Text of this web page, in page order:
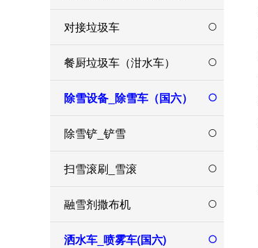
对接垃圾车
餐厨垃圾车（泔水车）
除雪设备_除雪车（国六）
除雪铲_铲雪
扫雪滚刷_雪滚
融雪剂撒布机
洒水车_喷雾车(国六)